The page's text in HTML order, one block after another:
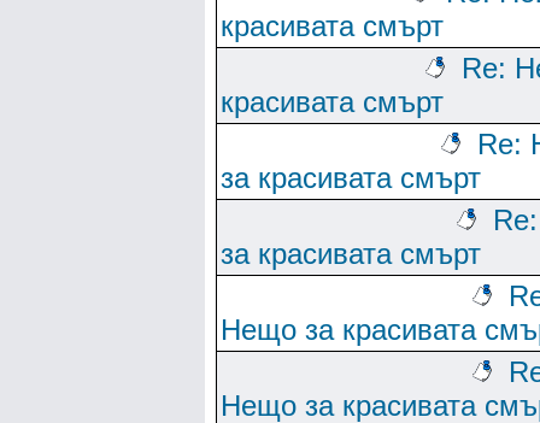
красивата смърт
Re:
красивата смърт
Re:
за красивата смърт
за красивата смърт
Нещо за красивата
Нещо за красивата